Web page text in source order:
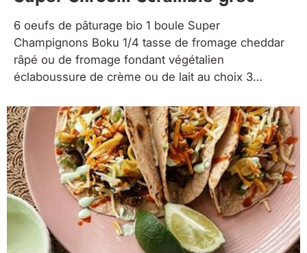
6 oeufs de pâturage bio 1 boule Super
Champignons Boku 1/4 tasse de fromage cheddar
râpé ou de fromage fondant végétalien
éclaboussure de crème ou de lait au choix 3
tasse d'oignons verts, hachés 1/4 tasse de fromage
feta ou de fromage végétalien...